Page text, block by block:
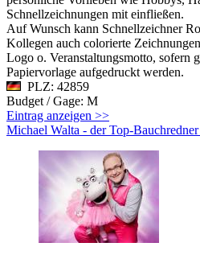
Schnellzeichnungen mit einfließen.
Auf Wunsch kann Schnellzeichner
Kollegen auch colorierte
Logo o. Veranstaltungsmotto, sofern
Papiervorlage aufgedruckt werden.
PLZ: 42859
Budget / Gage: M
Eintrag anzeigen >>
Michael Walta - der Top-